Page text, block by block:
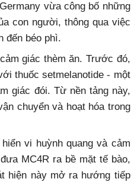
vừa công bố những
con người, thông qua việc
đến béo phì.
giác thèm ăn. Trước đó,
thuốc setmelanotide - một
giác đói. Từ nền tảng này,
chuyển và hoạt hóa trong
vi huỳnh quang và cảm
MC4R ra bề mặt tế bào,
hiện này mở ra hướng tiếp